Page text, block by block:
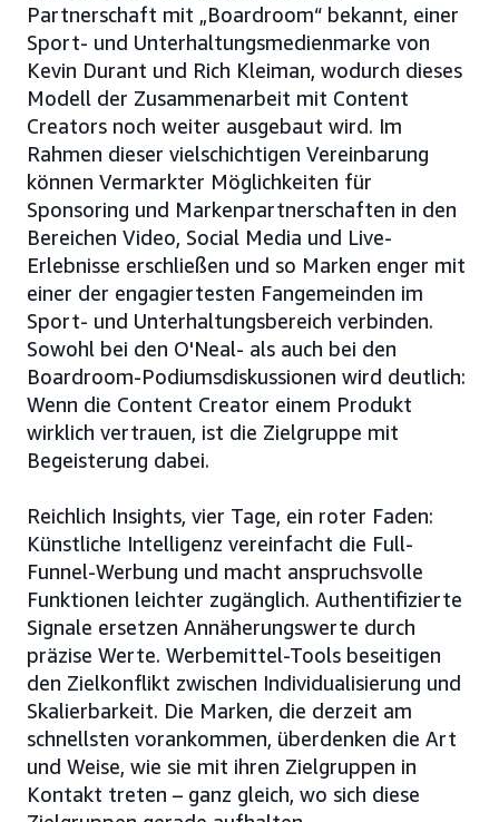
Partnerschaft mit „Boardroom“ bekannt, einer
Sport- und Unterhaltungsmedienmarke von
Kevin Durant und Rich Kleiman, wodurch dieses
Modell der Zusammenarbeit mit Content
Creators noch weiter ausgebaut wird. Im
Rahmen dieser vielschichtigen Vereinbarung
können Vermarkter Möglichkeiten für
Sponsoring und Markenpartnerschaften in den
Bereichen Video, Social Media und Live-
Erlebnisse erschließen und so Marken enger mit
einer der engagiertesten Fangemeinden im
Sport- und Unterhaltungsbereich verbinden.
Sowohl bei den O'Neal- als auch bei den
Boardroom-Podiumsdiskussionen wird deutlich:
Wenn die Content Creator einem Produkt
wirklich vertrauen, ist die Zielgruppe mit
Begeisterung dabei.
Reichlich Insights, vier Tage, ein roter Faden:
Künstliche Intelligenz vereinfacht die Full-
Funnel-Werbung und macht anspruchsvolle
Funktionen leichter zugänglich. Authentifizierte
Signale ersetzen Annäherungswerte durch
präzise Werte. Werbemittel-Tools beseitigen
den Zielkonflikt zwischen Individualisierung und
Skalierbarkeit. Die Marken, die derzeit am
schnellsten vorankommen, überdenken die Art
und Weise, wie sie mit ihren Zielgruppen in
Kontakt treten – ganz gleich, wo sich diese